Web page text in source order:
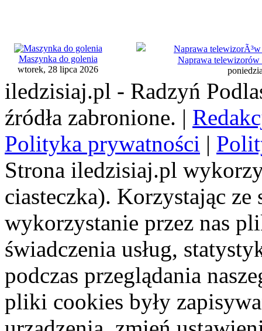
Maszynka do golenia
wtorek, 28 lipca 2026
Naprawa
iledzisiaj.pl - Radzyń
źródła zabronione. |
Polityka prywatności |
Strona iledzisiaj.pl
ciasteczka). Korzystając
wykorzystanie przez nas
świadczenia usług,
podczas przeglądania
pliki cookies były